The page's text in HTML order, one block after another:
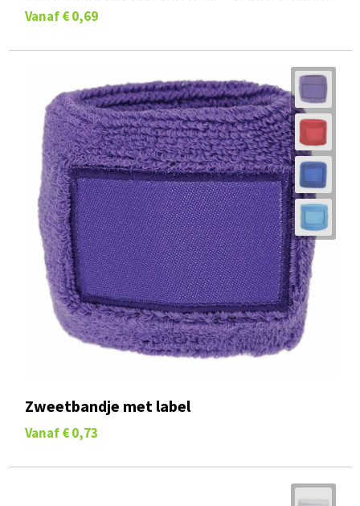
Vanaf € 0,69
Zweetbandje met label
Vanaf € 0,73